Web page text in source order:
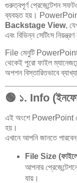
গুরুত্বপূর্ণ প্রেজেন্টেশন
ব্যবহৃত হয়।
Backstage View,
এবং বিভিন্ন সেটিংস
File মেনুটি PowerPoint-
থেকেই পুরো ফাইল
অপশন বিস্তারিতভাবে
🟢 ১. Info
এই অংশে PowerPoint
হয়।
এখানে আপনি জানতে
File Size
আপনার
যায়।